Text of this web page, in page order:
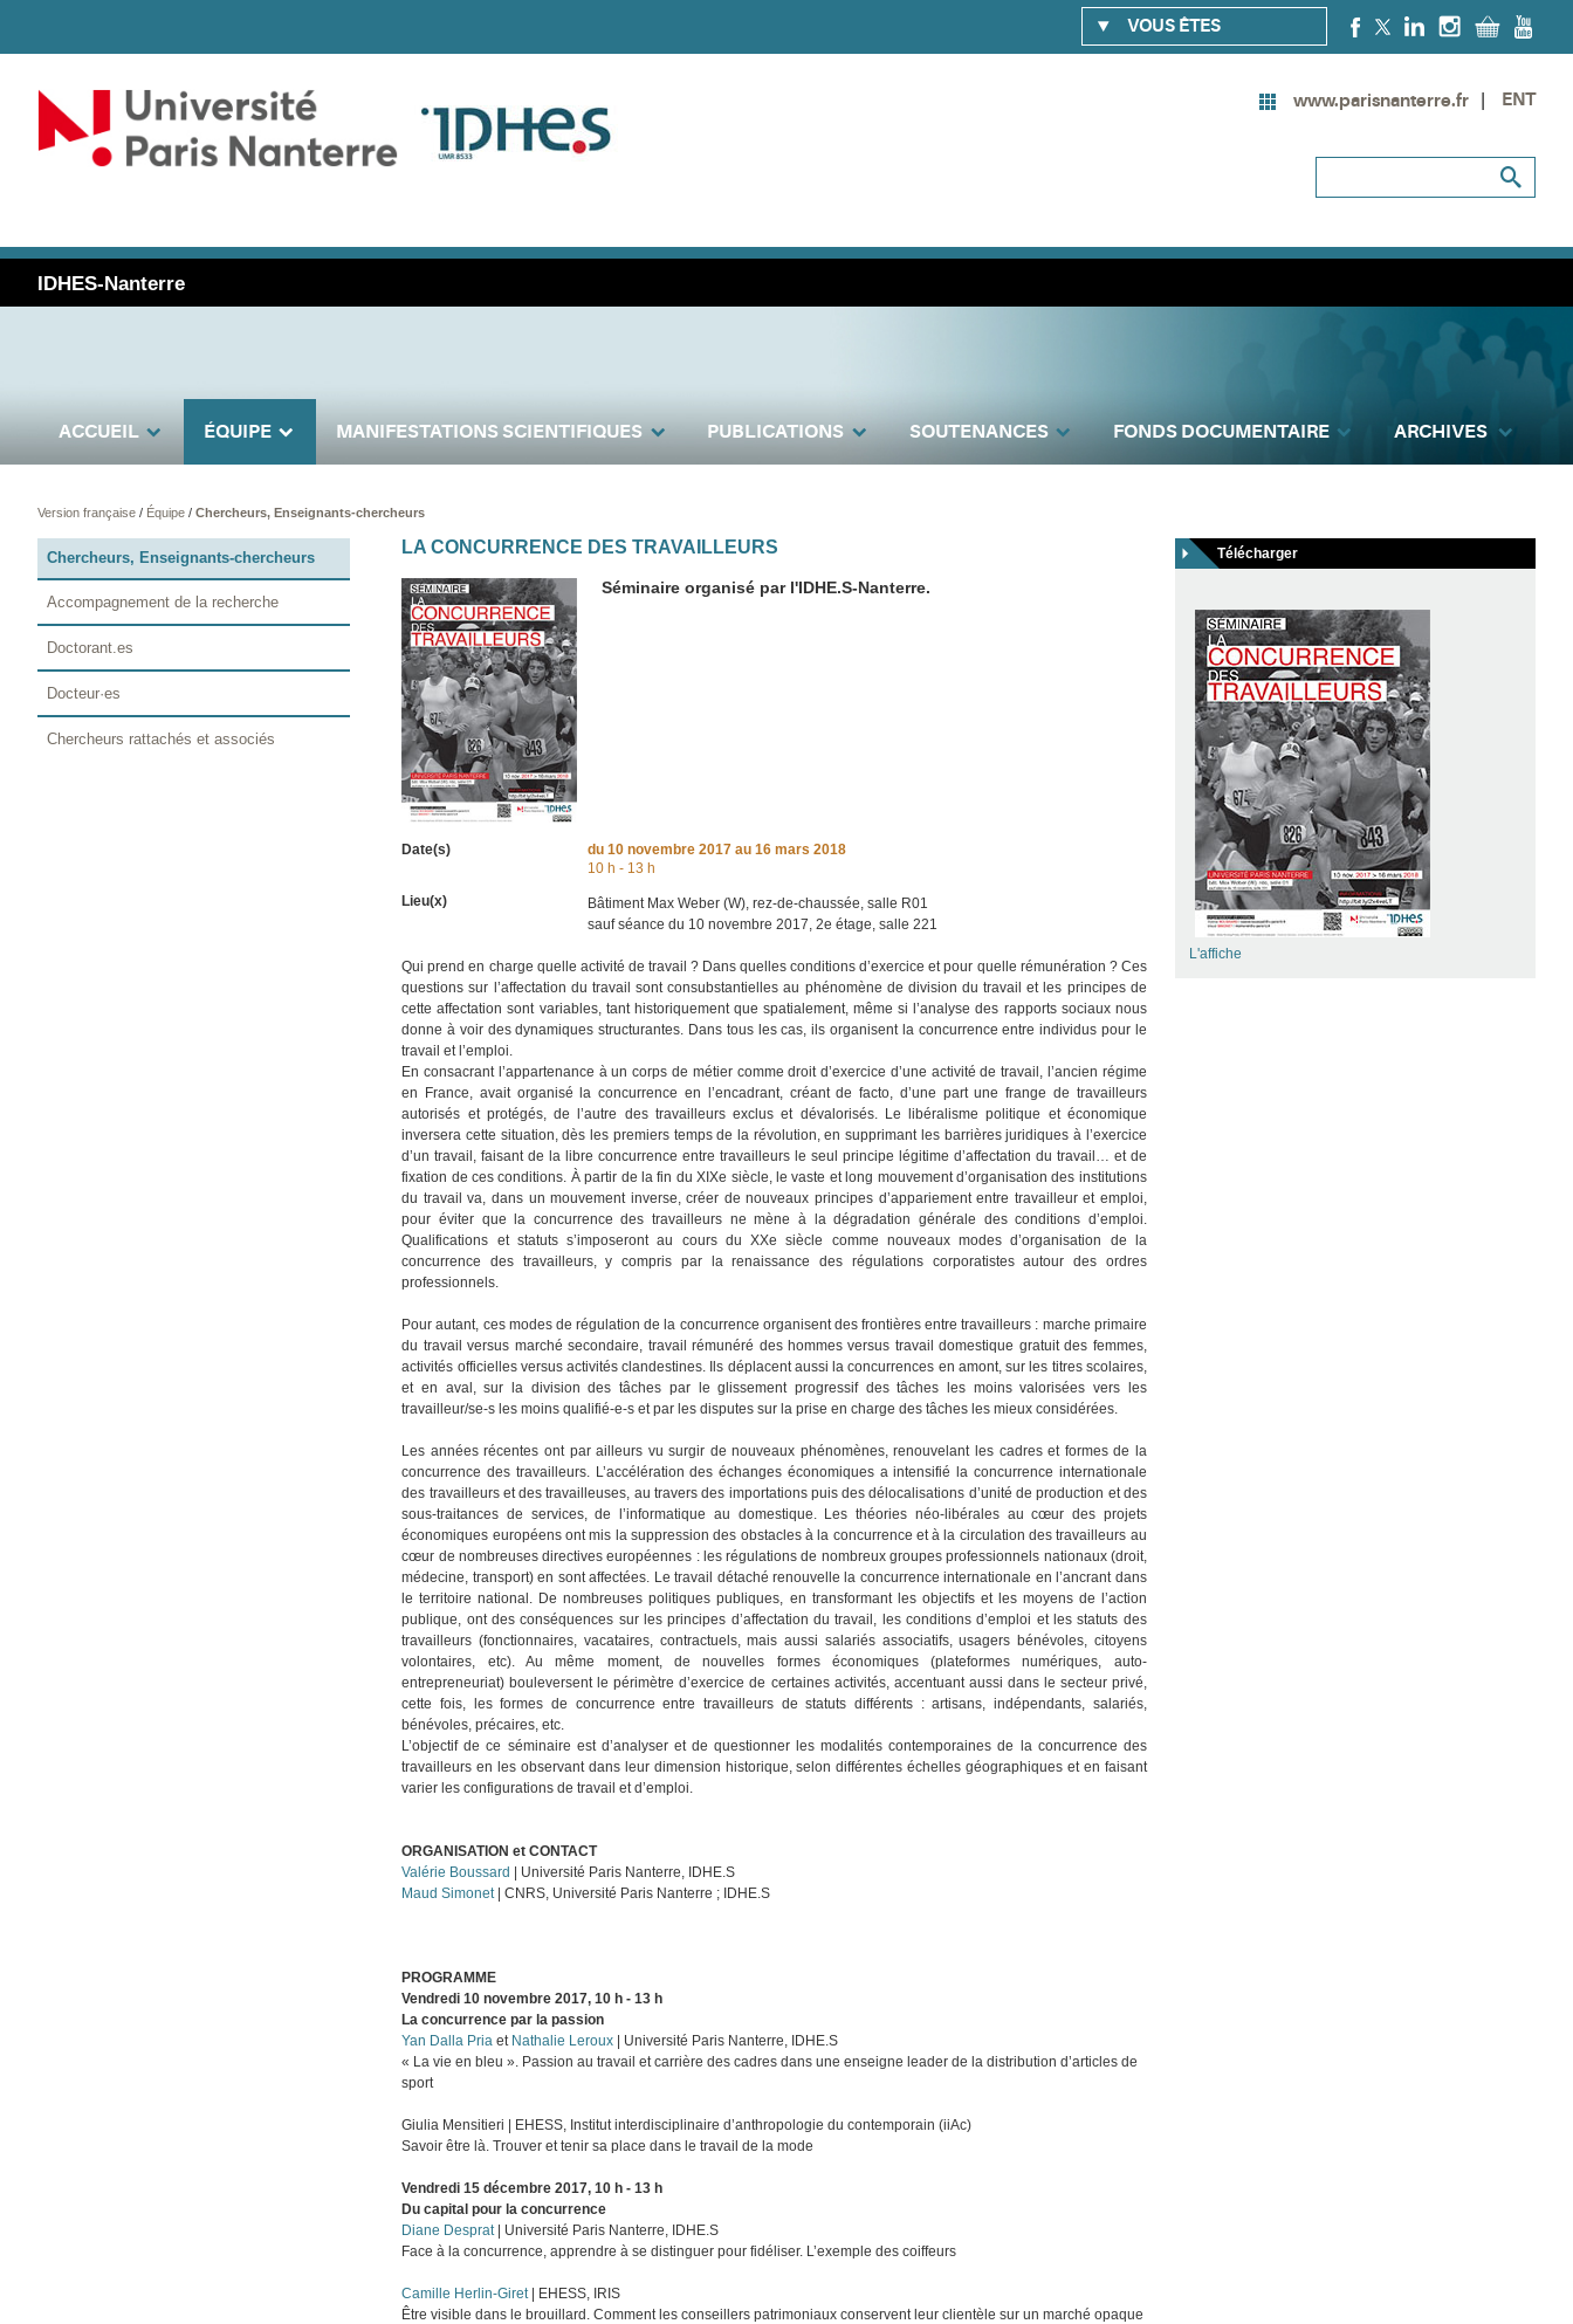
VOUS ÊTES
www.parisnanterre.fr ENT
IDHES-Nanterre
ACCUEIL ÉQUIPE MANIFESTATIONS SCIENTIFIQUES PUBLICATIONS SOUTENANCES FONDS DOCUMENTAIRE ARCHIVES
Version française/ Équipe/ Chercheurs, Enseignants-chercheurs
LA CONCURRENCE DES TRAVAILLEURS
Séminaire organisé par l'IDHE.S-Nanterre.
Date(s) du 10 novembre 2017 au 16 mars 2018
10 h - 13 h
Lieu(x)
Bâtiment Max Weber (W), rez-de-chaussée, salle R01
sauf séance du 10 novembre 2017, 2e étage, salle 221
Qui prend en charge quelle activité de travail ? Dans quelles conditions d’exercice et pour quelle rémunération ? Ces
questions sur l’affectation du travail sont consubstantielles au phénomène de division du travail et les principes de
cette affectation sont variables, tant historiquement que spatialement, même si l’analyse des rapports sociaux nous
donne à voir des dynamiques structurantes. Dans tous les cas, ils organisent la concurrence entre individus pour le
travail et l’emploi.
En consacrant l’appartenance à un corps de métier comme droit d’exercice d’une activité de travail, l’ancien régime
en France, avait organisé la concurrence en l’encadrant, créant de facto, d’une part une frange de travailleurs
autorisés et protégés, de l’autre des travailleurs exclus et dévalorisés. Le libéralisme politique et économique
inversera cette situation, dès les premiers temps de la révolution, en supprimant les barrières juridiques à l’exercice
d’un travail, faisant de la libre concurrence entre travailleurs le seul principe légitime d’affectation du travail… et de
fixation de ces conditions. À partir de la fin du XIXe siècle, le vaste et long mouvement d’organisation des institutions
du travail va, dans un mouvement inverse, créer de nouveaux principes d’appariement entre travailleur et emploi,
pour éviter que la concurrence des travailleurs ne mène à la dégradation générale des conditions d’emploi.
Qualifications et statuts s’imposeront au cours du XXe siècle comme nouveaux modes d’organisation de la
concurrence des travailleurs, y compris par la renaissance des régulations corporatistes autour des ordres
professionnels.
Pour autant, ces modes de régulation de la concurrence organisent des frontières entre travailleurs : marche primaire
du travail versus marché secondaire, travail rémunéré des hommes versus travail domestique gratuit des femmes,
activités officielles versus activités clandestines. Ils déplacent aussi la concurrences en amont, sur les titres scolaires,
et en aval, sur la division des tâches par le glissement progressif des tâches les moins valorisées vers les
travailleur/se-s les moins qualifié-e-s et par les disputes sur la prise en charge des tâches les mieux considérées.
Les années récentes ont par ailleurs vu surgir de nouveaux phénomènes, renouvelant les cadres et formes de la
concurrence des travailleurs. L’accélération des échanges économiques a intensifié la concurrence internationale
des travailleurs et des travailleuses, au travers des importations puis des délocalisations d’unité de production et des
sous-traitances de services, de l’informatique au domestique. Les théories néo-libérales au cœur des projets
économiques européens ont mis la suppression des obstacles à la concurrence et à la circulation des travailleurs au
cœur de nombreuses directives européennes : les régulations de nombreux groupes professionnels nationaux (droit,
médecine, transport) en sont affectées. Le travail détaché renouvelle la concurrence internationale en l’ancrant dans
le territoire national. De nombreuses politiques publiques, en transformant les objectifs et les moyens de l’action
publique, ont des conséquences sur les principes d’affectation du travail, les conditions d’emploi et les statuts des
travailleurs (fonctionnaires, vacataires, contractuels, mais aussi salariés associatifs, usagers bénévoles, citoyens
volontaires, etc). Au même moment, de nouvelles formes économiques (plateformes numériques, auto-
entrepreneuriat) bouleversent le périmètre d’exercice de certaines activités, accentuant aussi dans le secteur privé,
cette fois, les formes de concurrence entre travailleurs de statuts différents : artisans, indépendants, salariés,
bénévoles, précaires, etc.
L’objectif de ce séminaire est d’analyser et de questionner les modalités contemporaines de la concurrence des
travailleurs en les observant dans leur dimension historique, selon différentes échelles géographiques et en faisant
varier les configurations de travail et d’emploi.
ORGANISATION et CONTACT
Valérie Boussard
| Université Paris Nanterre, IDHE.S
Maud Simonet| CNRS, Université Paris Nanterre ; IDHE.S
PROGRAMME
Vendredi 10 novembre 2017, 10 h - 13 h
La concurrence par la passion
Yan Dalla Pria et Nathalie Leroux | Université Paris Nanterre, IDHE.S
« La vie en bleu ». Passion au travail et carrière des cadres dans une enseigne leader de la distribution d’articles de
sport
Giulia Mensitieri | EHESS, Institut interdisciplinaire d’anthropologie du contemporain (iiAc)
Savoir être là. Trouver et tenir sa place dans le travail de la mode
Vendredi 15 décembre 2017, 10 h - 13 h
Du capital pour la concurrence
Diane Desprat| Université Paris Nanterre, IDHE.S
Face à la concurrence, apprendre à se distinguer pour fidéliser. L’exemple des coiffeurs
Camille Herlin-Giret| EHESS, IRIS
Être visible dans le brouillard. Comment les conseillers patrimoniaux conservent leur clientèle sur un marché opaque
Télécharger
L'affiche
Chercheurs, Enseignants-chercheurs
Accompagnement de la recherche
Doctorant.es
Docteur·es
Chercheurs rattachés et associés